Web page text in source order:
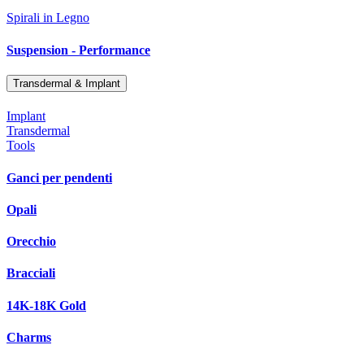
Spirali in Legno
Suspension - Performance
Transdermal & Implant
Implant
Transdermal
Tools
Ganci per pendenti
Opali
Orecchio
Bracciali
14K-18K Gold
Charms